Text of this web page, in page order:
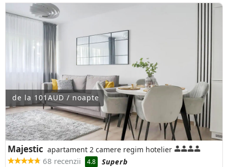
de la 101AUD / noapte
Majestic apartament 2 camere regim hotelier
68 recenzii 4.8
Superb